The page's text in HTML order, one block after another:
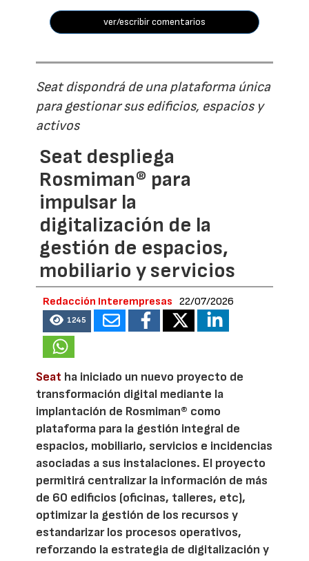
ver/escribir comentarios
Seat dispondrá de una plataforma única
para gestionar sus edificios, espacios y
activos
Seat despliega
Rosmiman® para
impulsar la
digitalización de la
gestión de espacios,
mobiliario y servicios
Redacción Interempresas 22/07/2026
1245
Seat ha iniciado un nuevo proyecto de
transformación digital mediante la
implantación de Rosmiman® como
plataforma para la gestión integral de
espacios, mobiliario, servicios e incidencias
asociadas a sus instalaciones. El proyecto
permitirá centralizar la información de más
de 60 edificios (oficinas, talleres, etc),
optimizar la gestión de los recursos y
estandarizar los procesos operativos,
reforzando la estrategia de digitalización y